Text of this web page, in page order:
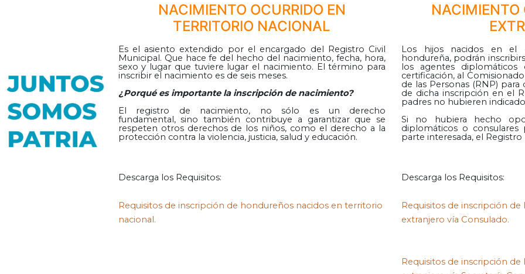
NACIMIENTO OCURRIDO EN
TERRITORIO NACIONAL
Es el asiento extendido por el encargado del Registro Civil
Municipal. Que hace fe del hecho del nacimiento, fecha, hora,
sexo y lugar que tuviere lugar el nacimiento. El término para
inscribir el nacimiento es de seis meses.
¿Porqué es importante la inscripción de nacimiento?
El registro de nacimiento, no sólo es un derecho
fundamental, sino también contribuye a garantizar que se
respeten otros derechos de los niños, como el derecho a la
protección contra la violencia, justicia, salud y educación.
Descarga los Requisitos:
Requisitos de inscripción de hondureños nacidos en territorio
nacional.
NACIMIENTO
Los hijos nacidos en el
hondureña, podrán
los agentes diplomáticos
certificación, al
de las Personas (RNP)
de dicha inscripción en el
padres no hubieren
Si no hubiera hecho
diplomáticos o consulares
parte interesada, el Registro
Descarga los Requisitos:
Requisitos de inscripción
extranjero vía Consulado.
Requisitos de inscripción